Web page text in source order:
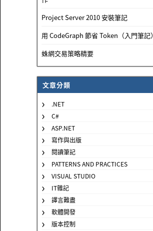
Project Server 2010 安裝筆記
用 CodeGraph 節省 Token（入門筆記）
蛛網交易策略精要
文章分類
.NET
C#
ASP.NET
寫作與出版
閱讀筆記
PATTERNS AND PRACTICES
VISUAL STUDIO
IT雜記
譯言難盡
軟體開發
版本控制